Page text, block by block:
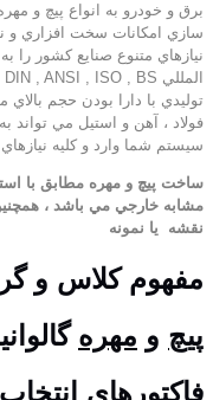
برق و خودرو به انواع پيچ و
سازي امكانات سخت افزاري و
توليدي با دارا بودن حجم بالاي
فولاد ، آهن و استيل مي تواند
سيستم شما وارد و كليه
ساخت پيچ و مهره مطابق با
مشابه خارجي مي باشد ،
نقشه
يا نمونه
مفهوم کلاس و
پیچ و مهره
فاکتورهای